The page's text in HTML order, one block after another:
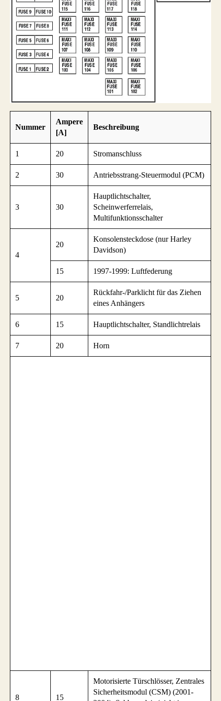
Nummer
Ampere
[A]
Beschreibung
1 20 Stromanschluss
2 30 Antriebsstrang-Steuermodul (PCM)
3 30
Hauptlichtschalter,
Scheinwerferrelais,
Multifunktionsschalter
4
20
Konsolensteckdose (nur Harley
Davidson)
15 1997-1999: Luftfederung
5 20
Rückfahr-/Parklicht für das Ziehen
eines Anhängers
6 15 Hauptlichtschalter, Standlichtrelais
7 20 Horn
8 15
Motorisierte Türschlösser, Zentrales
Sicherheitsmodul (CSM) (2001-